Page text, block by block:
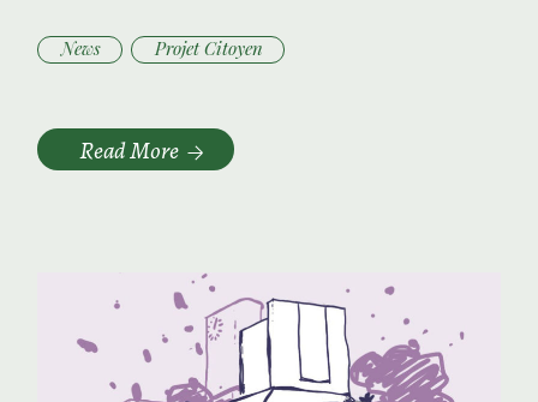
News Projet Citoyen
Read More